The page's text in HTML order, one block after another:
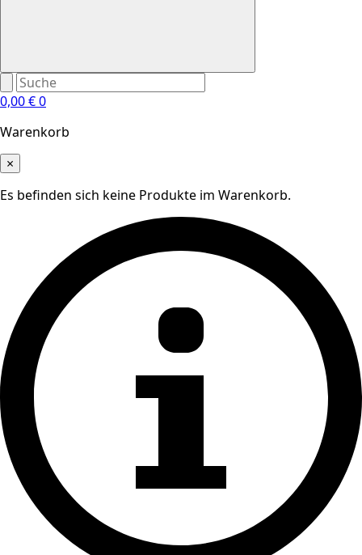
0,00€0
Warenkorb
×
Es befinden sich keine Produkte im Warenkorb.